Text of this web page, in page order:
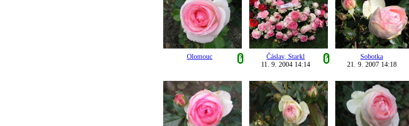
Olomouc ? Čáslav, Starkl
?
11. 9. 2004 14:14
Sobotka
21. 9. 2007 14:18